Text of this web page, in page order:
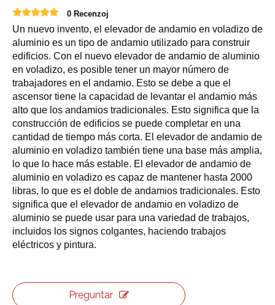
0 Recenzoj
Un nuevo invento, el elevador de andamio en voladizo de
aluminio es un tipo de andamio utilizado para construir
edificios. Con el nuevo elevador de andamio de aluminio
en voladizo, es posible tener un mayor número de
trabajadores en el andamio. Esto se debe a que el
ascensor tiene la capacidad de levantar el andamio más
alto que los andamios tradicionales. Esto significa que la
construcción de edificios se puede completar en una
cantidad de tiempo más corta. El elevador de andamio de
aluminio en voladizo también tiene una base más amplia,
lo que lo hace más estable. El elevador de andamio de
aluminio en voladizo es capaz de mantener hasta 2000
libras, lo que es el doble de andamios tradicionales. Esto
significa que el elevador de andamio en voladizo de
aluminio se puede usar para una variedad de trabajos,
incluidos los signos colgantes, haciendo trabajos
eléctricos y pintura.
Preguntar